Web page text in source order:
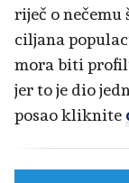
riječ o nečemu
ciljana
mora biti
jer to je dio
posao kliknite